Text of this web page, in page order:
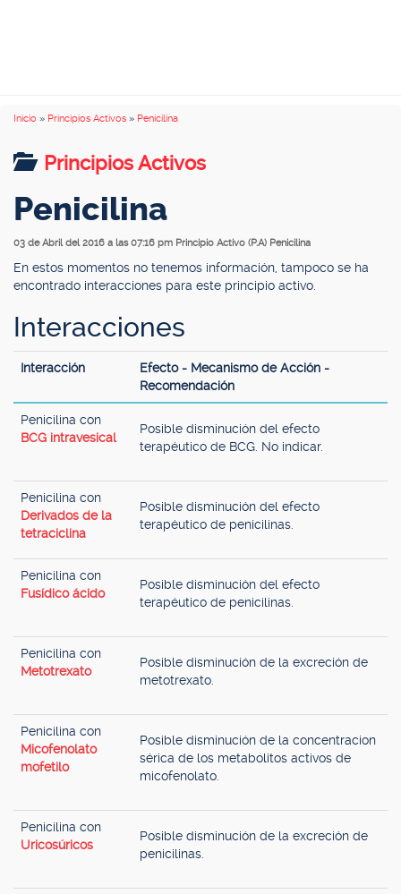
Inicio » Principios Activos » Penicilina
Principios Activos
Penicilina
03 de Abril del 2016 a las 07:16 pm Principio Activo (P.A) Penicilina
En estos momentos no tenemos información, tampoco se ha
encontrado interacciones para este principio activo.
Interacciones
Interacción
Efecto - Mecanismo de Acción -
Recomendación
Penicilina con
BCG intravesical
Posible disminución del efecto
terapéutico de BCG. No indicar.
Penicilina con
Derivados de la
tetraciclina
Posible disminución del efecto
terapéutico de penicilinas.
Penicilina con
Fusídico ácido
Posible disminución del efecto
terapéutico de penicilinas.
Penicilina con
Metotrexato
Posible disminución de la excreción de
metotrexato.
Penicilina con
Micofenolato
mofetilo
Posible disminución de la concentracion
sérica de los metabolitos activos de
micofenolato.
Penicilina con
Uricosúricos
Posible disminución de la excreción de
penicilinas.